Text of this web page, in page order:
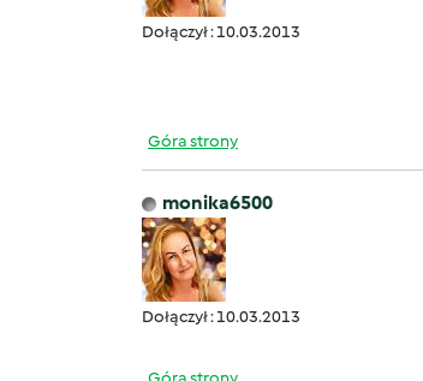
Dołączył : 10.03.2013
Góra strony
monika6500
Dołączył : 10.03.2013